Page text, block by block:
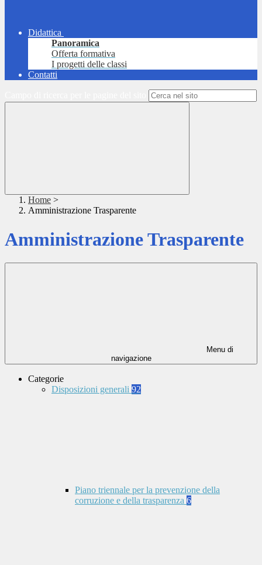
Didattica
Panoramica
Offerta formativa
I progetti delle classi
Contatti
Home >
Amministrazione Trasparente
Amministrazione Trasparente
Menu di
navigazione
Categorie
Disposizioni generali 92
Piano triennale per la prevenzione della
corruzione e della trasparenza 6